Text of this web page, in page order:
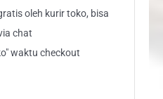
oleh kurir toko, bisa
chat
waktu checkout